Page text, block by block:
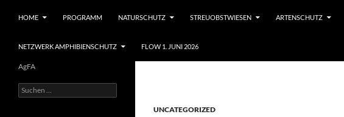
HOME
PROGRAMM NATURSCHUTZ STREUOBSTWIESEN ARTENSCHUTZ
NETZWERK AMPHIBIENSCHUTZ FLOW 1. JUNI 2026
UNCATEGORIZED
AgFA
Suchen
nach: